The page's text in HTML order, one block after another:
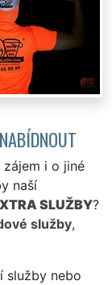
i o jiné
naší
SLUŽBY?
služby,
služby nebo